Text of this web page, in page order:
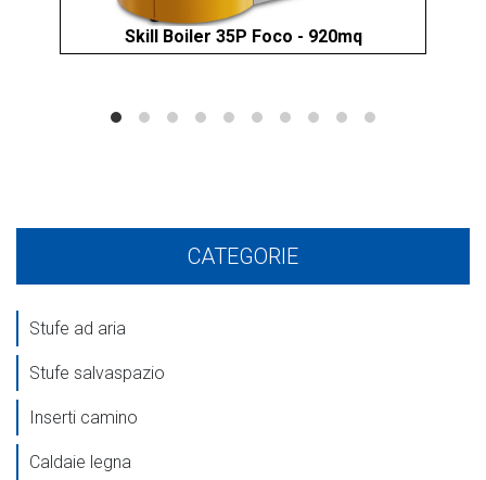
CATEGORIE
Stufe ad aria
Stufe salvaspazio
Inserti camino
Caldaie legna
Skill Boiler 35P Foco - 920mq